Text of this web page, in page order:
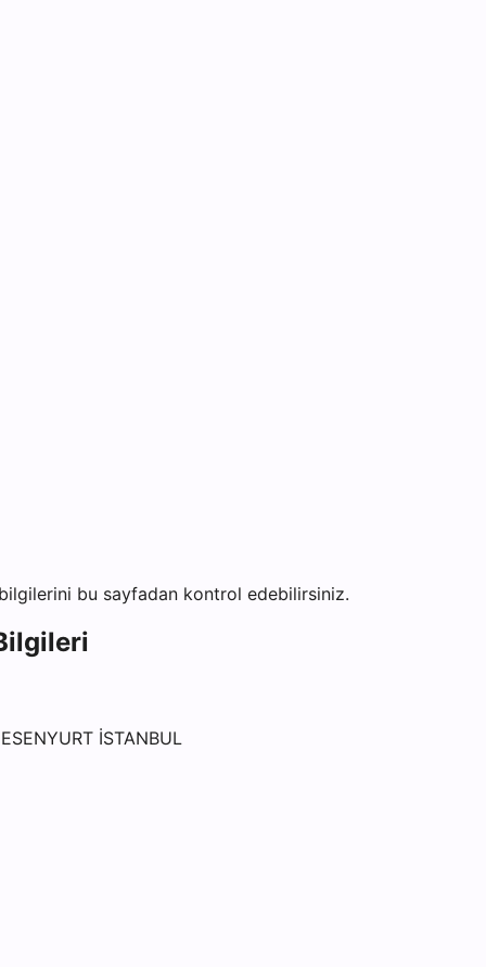
bu sayfadan kontrol edebilirsiniz.
İSTANBUL